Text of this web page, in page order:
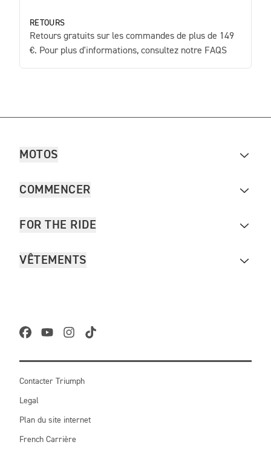
RETOURS
Retours gratuits sur les commandes de plus de 149
€. Pour plus d'informations, consultez notre FAQS
MOTOS
COMMENCER
FOR THE RIDE
VÊTEMENTS
Contacter Triumph
Legal
Plan du site internet
French Carrière